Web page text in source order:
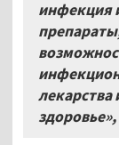
инфекция
лекарства